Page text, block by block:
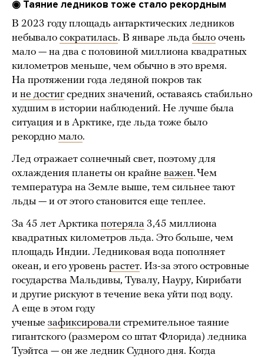
◉ Таяние ледников тоже стало рекордным
В 2023 году площадь антарктических ледников
небывало сократилась. В январе льда было очень
мало — на два с половиной миллиона квадратных
километров меньше, чем обычно в это время.
На протяжении года ледяной покров так
и не достигсредних значений, оставаясь стабильно
худшим в истории наблюдений. Не лучше была
ситуация и в Арктике, где льда тоже было
рекордно мало.
Лед отражает солнечный свет, поэтому для
охлаждения планеты он крайне важен. Чем
температура на Земле выше, тем сильнее тают
льды — и от этого становится еще теплее.
За 45 лет Арктика потеряла 3,45 миллиона
квадратных километров льда. Это больше, чем
площадь Индии. Ледниковая вода пополняет
океан, и его уровень растет. Из-за этого островные
государства Мальдивы, Тувалу, Науру, Кирибати
и другие рискуют в течение века уйти под воду.
А еще в этом году
ученые зафиксировали стремительное таяние
гигантского (размером со штат Флорида) ледника
Туэйтса — он же ледник Судного дня. Когда